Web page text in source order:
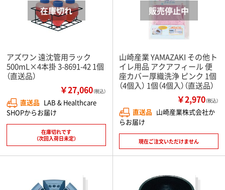
アズワン 遠沈管用ラック
500mL×4本掛 3-8691-42 1個
（直送品）
￥27,060（税込）
直送品 LAB & Healthcare
SHOPからお届け
在庫切れです
（次回入荷日未定）
山崎産業 YAMAZAKI その他ト
イレ用品 アクアフィール 便
座カバー厚織洗浄 ピンク 1個
（4個入） 1個（4個入）（直送品）
￥2,970（税込）
直送品 山崎産業株式会社か
らお届け
現在ご注文いただけません